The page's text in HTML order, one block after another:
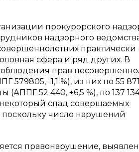
прокурорского
надзорного
практически
сфера и ряд других. В
прав
-1,1 %), из них по 55 871
52 440, +6,5 %), по 137
спад совершаемых
поскольку число нарушений
правонарушение,